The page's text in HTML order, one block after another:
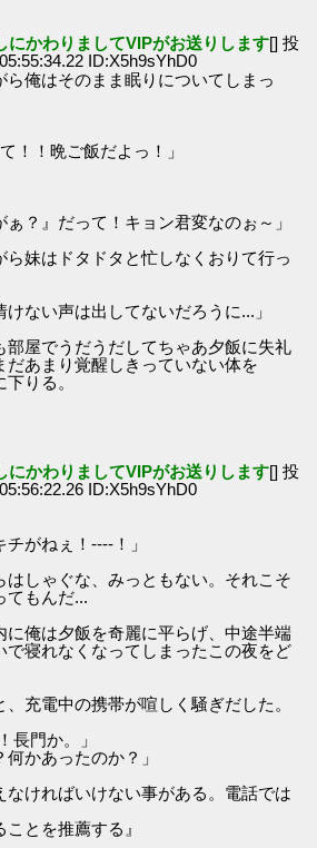
にかわりましてVIPがお送りします[] 投
ID:X5h9sYhD0
ら俺はそのまま眠りについてしまっ
！！晩ご飯だよっ！」
？』だって！キョン君変なのぉ～」
ら妹はドタドタと忙しなくおりて行っ
ない声は出してないだろうに...」
部屋でうだうだしてちゃあ夕飯に失礼
だあまり覚醒しきっていない体を
りる。
にかわりましてVIPがお送りします[] 投
ID:X5h9sYhD0
がねぇ！----！」
はしゃぐな、みっともない。それこそ
てもんだ...
に俺は夕飯を奇麗に平らげ、中途半端
で寝れなくなってしまったこの夜をど
充電中の携帯が喧しく騒ぎだした。
長門か。」
かあったのか？」
なければいけない事がある。電話では
とを推薦する』